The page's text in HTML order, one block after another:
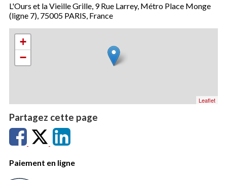
L'Ours et la Vieille Grille, 9 Rue Larrey, Métro Place Monge
(ligne 7), 75005 PARIS, France
+
−
Leaflet
Partagez cette page
Paiement en ligne